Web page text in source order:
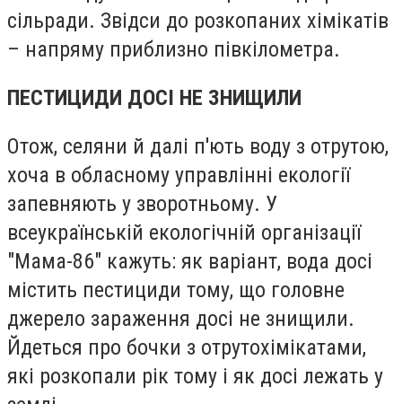
сільради. Звідси до розкопаних хімікатів
– напряму приблизно півкілометра.
ПЕСТИЦИДИ ДОСІ НЕ ЗНИЩИЛИ
Отож, селяни й далі п'ють воду з отрутою,
хоча в обласному управлінні екології
запевняють у зворотньому. У
всеукраїнській екологічній організації
"Мама-86" кажуть: як варіант, вода досі
містить пестициди тому, що головне
джерело зараження досі не знищили.
Йдеться про бочки з отрутохімікатами,
які розкопали рік тому і як досі лежать у